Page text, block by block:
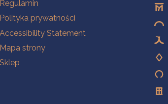
Regulamin
Polityka prywatności
Accessibility Statement
Mapa strony
Sklep